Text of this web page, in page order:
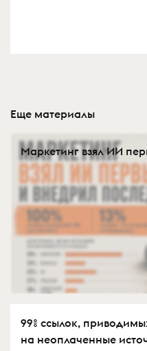
Еще материалы
Маркетинг взял ИИ
99% ссылок,
на неоплаченные